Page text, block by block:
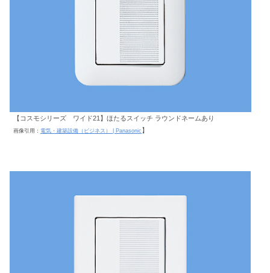
【コスモシリーズ ワイド21】ほたるスイッチ ラウンドネームあり
画像引用： 電気・建築設備（ビジネス） | Panasonic 】